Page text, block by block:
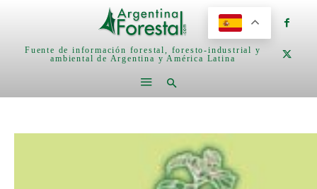
Fuente de información forestal, foresto-industrial y
ambiental de Argentina y América Latina